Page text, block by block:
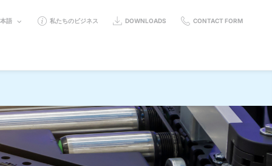
語 私たちのビジネス DOWNLOADS CONTACT FORM